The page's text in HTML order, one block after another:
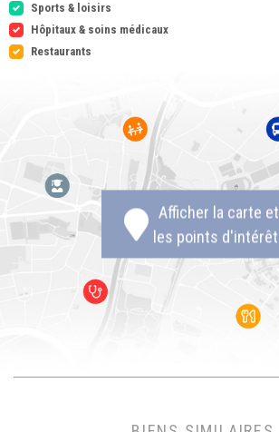
Sports & loisirs
Hôpitaux & soins médicaux
Restaurants
Afficher la carte et
les points d'intérêt